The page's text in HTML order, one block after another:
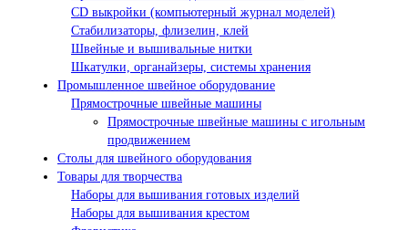
СD выкройки (компьютерный журнал моделей)
Стабилизаторы, флизелин, клей
Швейные и вышивальные нитки
Шкатулки, органайзеры, системы хранения
Промышленное швейное оборудование
Прямострочные швейные машины
Прямострочные швейные машины с игольным
продвижением
Столы для швейного оборудования
Товары для творчества
Наборы для вышивания готовых изделий
Наборы для вышивания крестом